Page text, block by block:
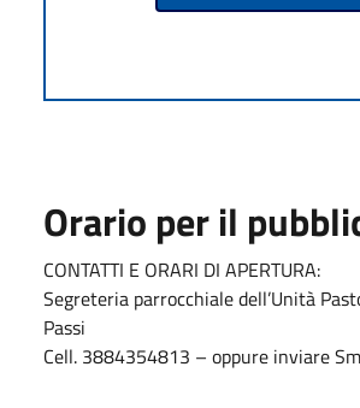
Orario per il
CONTATTI E ORARI DI APERTURA:
Segreteria parrocchiale dell’Unità
Passi
Cell. 3884354813 – oppure inviare